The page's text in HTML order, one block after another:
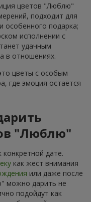
цветов "Люблю"
подходит для
особенного подарка;
исполнении с
удачным
в отношениях.
цветы с особым
где эмоция остаётся
"Люблю"
дате.
как жест внимания
или даже после
можно дарить не
подойдут как